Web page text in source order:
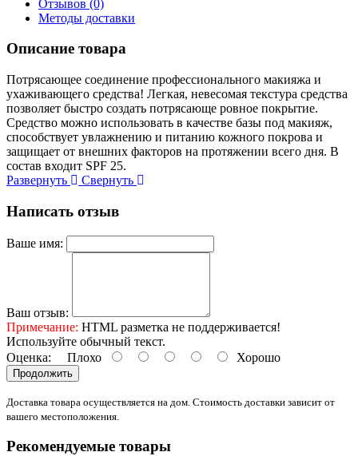
Отзывов (0)
Методы доставки
Описание товара
Потрясающее соединение профессионального макияжа и
ухаживающего средства! Легкая, невесомая текстура средства
позволяет быстро создать потрясающе ровное покрытие.
Средство можно использовать в качестве базы под макияж,
способствует увлажнению и питанию кожного покрова и
защищает от внешних факторов на протяжении всего дня. В
состав входит SPF 25.
Развернуть
Свернуть
Написать отзыв
Ваше имя:
Ваш отзыв:
Примечание: HTML разметка не поддерживается!
Используйте обычный текст.
Оценка: Плохо Хорошо
Продолжить
Доставка товара осуществляется на дом. Стоимость доставки зависит от
вашего местоположения.
Рекомендуемые товары